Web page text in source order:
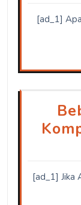
[ad_1]
[ad_1] Jika